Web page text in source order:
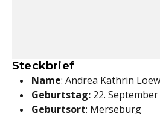
Steckbrief
Name: Andrea Kathrin
Geburtstag: 22.
Geburtsort: Merseburg